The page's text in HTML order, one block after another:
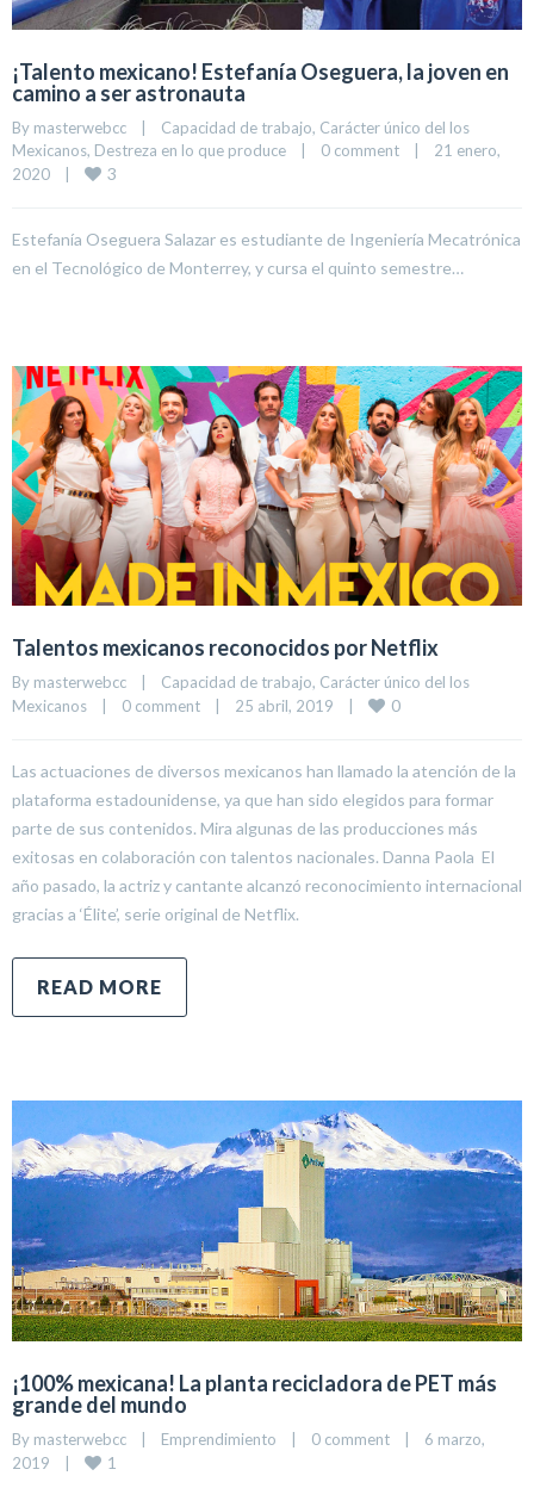
¡Talento mexicano! Estefanía Oseguera, la joven en
camino a ser astronauta
By masterwebcc | Capacidad de trabajo, Carácter único del los
Mexicanos, Destreza en lo que produce | 0 comment |
21 enero,
2020
| 3
Estefanía Oseguera Salazar es estudiante de Ingeniería Mecatrónica
en el Tecnológico de Monterrey, y cursa el quinto semestre…
Talentos mexicanos reconocidos por Netflix
By masterwebcc Capacidad de trabajo, Carácter único del los
Mexicanos
0 comment 25 abril, 2019 0
Las actuaciones de diversos mexicanos han llamado la atención de la
plataforma estadounidense, ya que han sido elegidos para formar
parte de sus contenidos. Mira algunas de las producciones más
exitosas en colaboración con talentos nacionales. Danna Paola El
año pasado, la actriz y cantante alcanzó reconocimiento internacional
gracias a ‘Élite’, serie original de Netflix.
READ MORE
¡100% mexicana! La planta recicladora de PET más
grande del mundo
By masterwebcc | Emprendimiento | 0 comment |
6 marzo,
2019
| 1